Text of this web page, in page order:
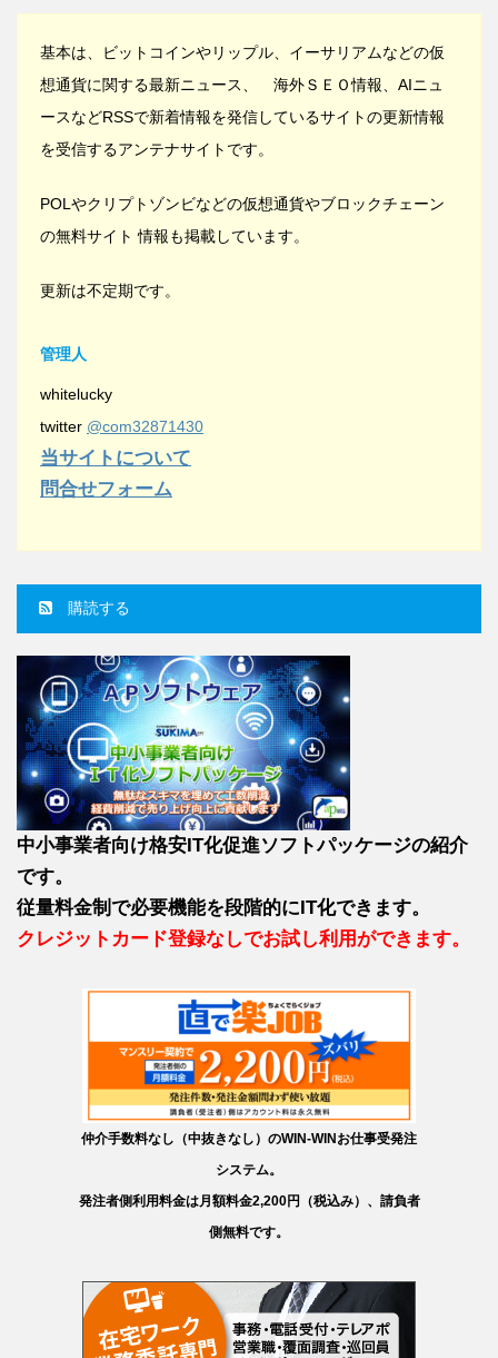
基本は、ビットコインやリップル、イーサリアムなどの仮
想通貨に関する最新ニュース、 海外ＳＥＯ情報、AIニュ
ースなどRSSで新着情報を発信しているサイトの更新情報
を受信するアンテナサイトです。
POLやクリプトゾンビなどの仮想通貨やブロックチェーン
の無料サイト 情報も掲載しています。
更新は不定期です。
管理人
whitelucky
twitter @com32871430
当サイトについて
問合せフォーム
購読する
中小事業者向け格安IT化促進ソフトパッケージの紹介
です。
従量料金制で必要機能を段階的にIT化できます。
クレジットカード登録なしでお試し利用ができます。
仲介手数料なし（中抜きなし）のWIN-WINお仕事受発注
システム。
発注者側利用料金は月額料金2,200円（税込み）、請負者
側無料です。